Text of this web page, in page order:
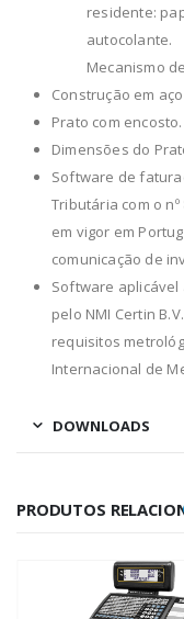
residente:
autocolante.
Mecanismo
Construção em
Prato com encosto.
Dimensões do
Software de
Tributária com o
em vigor em
comunicação de
Software
pelo NMI Certin
requisitos
Internacional de
DOWNLOADS
PRODUTOS